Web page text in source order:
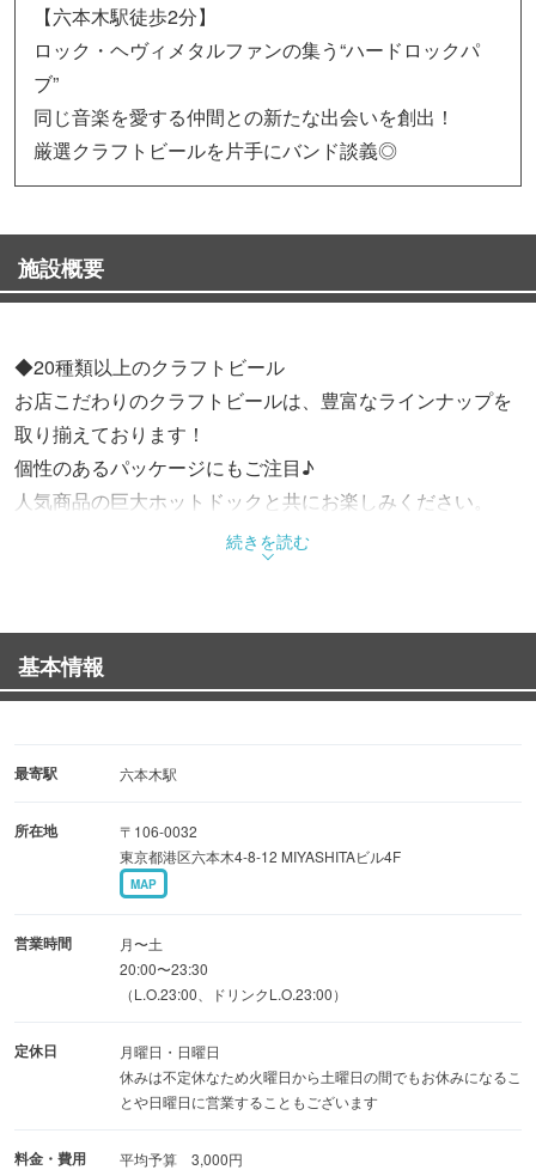
【六本木駅徒歩2分】
ロック・ヘヴィメタルファンの集う“ハードロックパ
ブ”
同じ音楽を愛する仲間との新たな出会いを創出！
厳選クラフトビールを片手にバンド談義◎
施設概要
◆20種類以上のクラフトビール
お店こだわりのクラフトビールは、豊富なラインナップを
取り揃えております！
個性のあるパッケージにもご注目♪
人気商品の巨大ホットドックと共にお楽しみください。
◆100％ヘヴィメタル・ハードロックパブ
ードロックを思う存分味わえます♪
ハードコアなメタルヘッズクルーであるマスターシンジと
のトークと
メタルにちなんだオリジナルメニューや、バンドのロゴが
入ったオリジナルグラスも◎
非日常の時間に酔える至福の空間です！
ロックミュージック好きは誰でも大歓迎♪カップルやお友
達と一緒に盛り上がりましょう！
続きを読む
基本情報
最寄駅 六本木駅
所在地
〒106-0032
東京都港区六本木4-8-12 MIYASHITAビル4F
MAP
営業時間
月〜土
20:00〜23:30
（L.O.23:00、ドリンクL.O.23:00）
定休日
月曜日・日曜日
休みは不定休なため火曜日から土曜日の間でもお休みになるこ
とや日曜日に営業することもございます
料金・費用 平均予算 3,000円